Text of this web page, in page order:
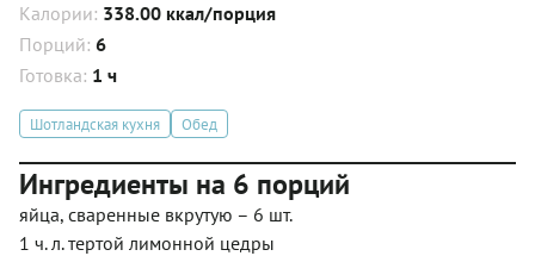
Калории: 338.00 ккал/порция
Порций: 6
Готовка: 1 ч
Шотландская кухня Обед
Ингредиенты на 6 порций
яйца, сваренные вкрутую – 6 шт.
1 ч. л. тертой лимонной цедры